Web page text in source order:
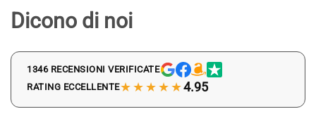
Dicono di noi
1346 RECENSIONI VERIFICATE
RATING ECCELLENTE★★★★★4.95